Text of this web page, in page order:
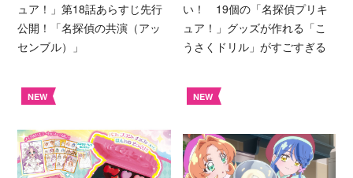
ュア！」第18話あらすじ先行
公開！「名探偵の共演（アッ
センブル）」
い！ 19個の「名探偵プリキ
ュア！」グッズが作れる「こ
うさくドリル」がすごすぎる
NEW NEW